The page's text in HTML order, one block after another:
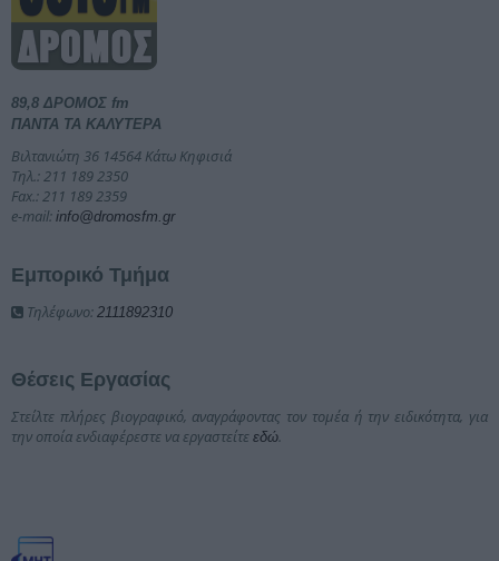
89,8 ΔΡΟΜΟΣ fm
ΠΑΝΤΑ ΤΑ ΚΑΛΥΤΕΡΑ
Βιλτανιώτη 36 14564 Κάτω Κηφισιά
Τηλ.: 211 189 2350
Fax.: 211 189 2359
e-mail: info@dromosfm.gr
Εμπορικό Τμήμα
Τηλέφωνο: 2111892310
Θέσεις Εργασίας
Στείλτε πλήρες βιογραφικό, αναγράφοντας τον τομέα ή την ειδικότητα, για
την οποία ενδιαφέρεστε να εργαστείτε εδώ.